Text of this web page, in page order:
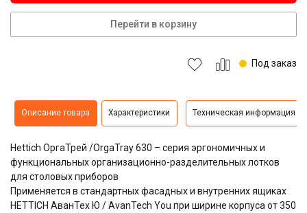
Перейти в корзину
Под заказ
Описание товара Характеристики Техническая информация
Hettich ОргаТрей /OrgaTray 630 – серия эргономичных и
функциональных организационно-разделительных лотков
для столовых приборов
Применяется в стандартных фасадных и внутренних ящиках
HETTICH АванТех Ю / AvanTech You при ширине корпуса от 350